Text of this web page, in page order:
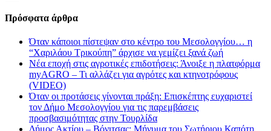
Πρόσφατα άρθρα
Όταν κάποιοι πίστεψαν στο κέντρο του Μεσολογγίου… η
“Χαριλάου Τρικούπη” άρχισε να γεμίζει ξανά ζωή
Νέα εποχή στις αγροτικές επιδοτήσεις: Άνοιξε η πλατφόρμα
myAGRO – Τι αλλάζει για αγρότες και κτηνοτρόφους
(VIDEO)
Όταν οι προτάσεις γίνονται πράξη: Επισκέπτης ευχαριστεί
τον Δήμο Μεσολογγίου για τις παρεμβάσεις
προσβασιμότητας στην Τουρλίδα
Δήμος Ακτίου – Βόνιτσας: Μήνυμα του Σωτήριου Καπότη